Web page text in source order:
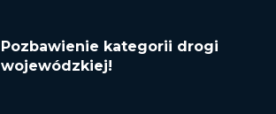
Pozbawienie kategorii drogi
wojewódzkiej!